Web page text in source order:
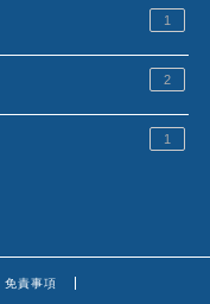
1
2
1
免責事項